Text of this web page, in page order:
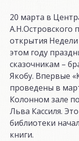
20 марта в
А.Н.Островского
открытия
этом году
сказочникам –
Якобу. Впервые
проведены в
Колонном зале
Льва Кассиля.
библиотеки
книги.